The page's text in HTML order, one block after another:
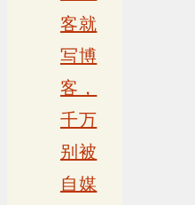
客就
写博
客，
千万
别被
自媒